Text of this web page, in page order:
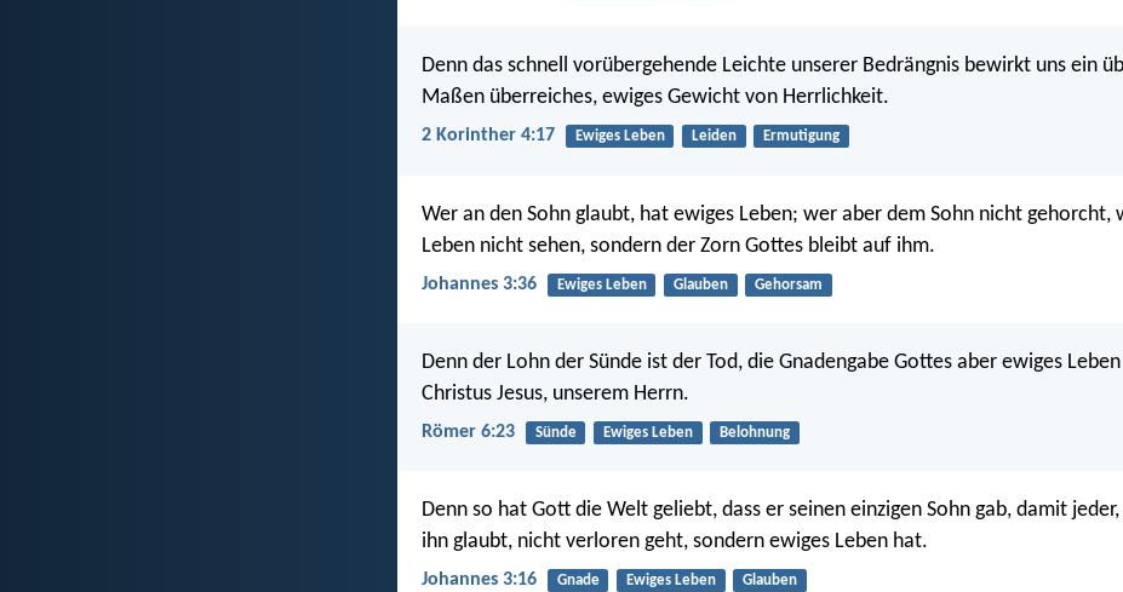
Denn das schnell vorübergehende Leichte unserer Bedrängnis bewirkt uns ein
Maßen überreiches, ewiges Gewicht von Herrlichkeit.
2 Korinther 4:17 Ewiges Leben Leiden Ermutigung
Wer an den Sohn glaubt, hat ewiges Leben; wer aber dem Sohn nicht gehorcht,
Leben nicht sehen, sondern der Zorn Gottes bleibt auf ihm.
Johannes 3:36 Ewiges Leben Glauben Gehorsam
Denn der Lohn der Sünde ist der Tod, die Gnadengabe Gottes aber ewiges
Christus Jesus, unserem Herrn.
Römer 6:23 Sünde Ewiges Leben Belohnung
Denn so hat Gott die Welt geliebt, dass er seinen einzigen Sohn gab, damit
ihn glaubt, nicht verloren geht, sondern ewiges Leben hat.
Johannes 3:16 Gnade Ewiges Leben Glauben